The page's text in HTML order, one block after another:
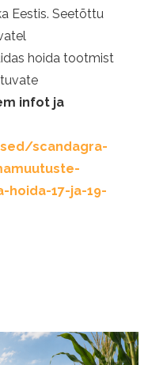
Eestis. Seetõttu
hoida tootmist
infot ja
scandagra-
17-ja-19-